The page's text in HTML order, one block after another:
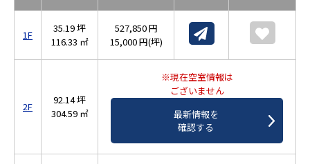
1F
35.19 坪
116.33 ㎡
527,850 円
15,000 円(坪)
2F
92.14 坪
304.59 ㎡
※現在空室情報は
ございません
最新情報を
確認する